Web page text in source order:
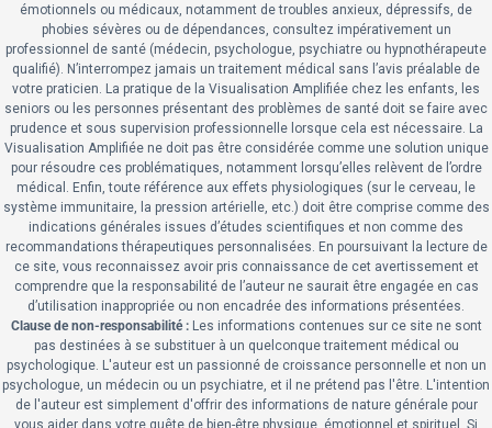
émotionnels ou médicaux, notamment de troubles anxieux, dépressifs, de
phobies sévères ou de dépendances, consultez impérativement un
professionnel de santé (médecin, psychologue, psychiatre ou hypnothérapeute
qualifié). N’interrompez jamais un traitement médical sans l’avis préalable de
votre praticien. La pratique de la Visualisation Amplifiée chez les enfants, les
seniors ou les personnes présentant des problèmes de santé doit se faire avec
prudence et sous supervision professionnelle lorsque cela est nécessaire. La
Visualisation Amplifiée ne doit pas être considérée comme une solution unique
pour résoudre ces problématiques, notamment lorsqu’elles relèvent de l’ordre
médical. Enfin, toute référence aux effets physiologiques (sur le cerveau, le
système immunitaire, la pression artérielle, etc.) doit être comprise comme des
indications générales issues d’études scientifiques et non comme des
recommandations thérapeutiques personnalisées. En poursuivant la lecture de
ce site, vous reconnaissez avoir pris connaissance de cet avertissement et
comprendre que la responsabilité de l’auteur ne saurait être engagée en cas
d’utilisation inappropriée ou non encadrée des informations présentées.
Clause de non-responsabilité : Les informations contenues sur ce site ne sont
pas destinées à se substituer à un quelconque traitement médical ou
psychologique. L'auteur est un passionné de croissance personnelle et non un
psychologue, un médecin ou un psychiatre, et il ne prétend pas l'être. L'intention
de l'auteur est simplement d'offrir des informations de nature générale pour
vous aider dans votre quête de bien-être physique, émotionnel et spirituel. Si